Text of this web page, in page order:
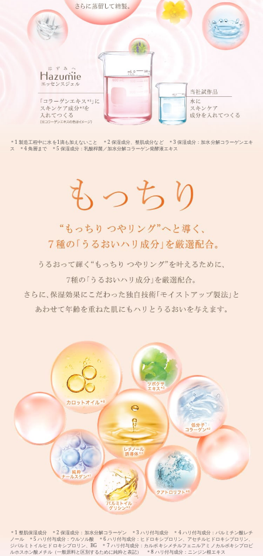
＊1 製造工程中に水を1滴も加えないこと ＊2 保湿成分、整肌成分など ＊3 保湿成分：加水分解コラーゲンエキ
ス ＊4 角層まで ＊5 保湿成分：乳酸桿菌／加水分解コラーゲン発酵液エキス
＊1 整肌保湿成分 ＊2 保湿成分：加水分解コラーゲン ＊3 ハリ付与成分 ＊4 ハリ付与成分：パルミチン酸レチ
ノール ＊5 ハリ付与成分：ウルソル酸 ＊6 ハリ付与成分：ヒドロキシプロリン、アセチルヒドロキシプロリン、
ジパルミトイルヒドロキシプロリン、BG ＊7 ハリ付与成分：カルボキシメチルフェニルアミノカルボキシプロピ
ルホスホン酸メチル（一般原料と区別するために純粋と表記） ＊8 ハリ付与成分：ニンジン根エキス